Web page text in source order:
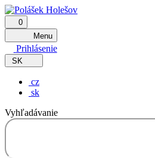
0
Menu
Prihlásenie
SK
cz
sk
Vyhľadávanie